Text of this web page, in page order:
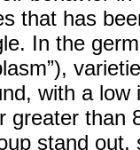
that has
In the
with a
greater than
stand